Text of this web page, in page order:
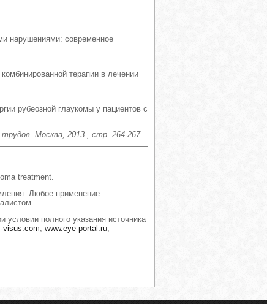
нарушениями: современное
терапии в лечении
рубеозной глаукомы у пациентов с
Москва, 2013., стр. 264-267.
treatment.
Любое применение
условии полного указания источника
visus.com www.eye-portal.ru